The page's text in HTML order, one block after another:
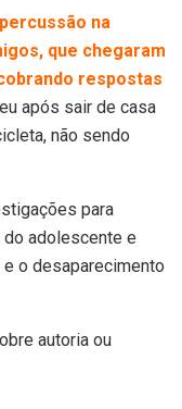
na
que chegaram
respostas
após sair de casa
não sendo
para
adolescente e
o desaparecimento
autoria ou